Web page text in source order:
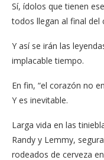
Sí, ídolos que tienen
todos llegan al final del
Y así se irán las
implacable tiempo.
En fin, “el corazón no
Y es inevitable.
Larga vida en las
Randy y Lemmy,
rodeados de cerveza